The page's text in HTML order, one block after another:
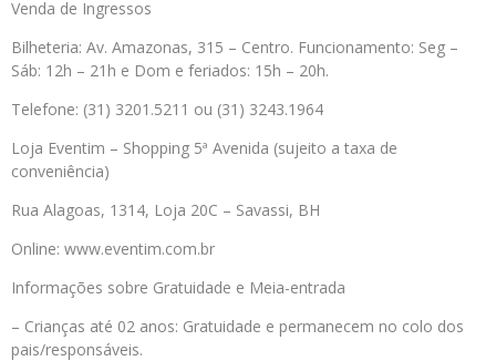
Venda de Ingressos
Bilheteria: Av. Amazonas, 315 – Centro. Funcionamento: Seg –
Sáb: 12h – 21h e Dom e feriados: 15h – 20h.
Telefone: (31) 3201.5211 ou (31) 3243.1964
Loja Eventim – Shopping 5ª Avenida (sujeito a taxa de
conveniência)
Rua Alagoas, 1314, Loja 20C – Savassi, BH
Online: www.eventim.com.br
Informações sobre Gratuidade e Meia-entrada
– Crianças até 02 anos: Gratuidade e permanecem no colo dos
pais/responsáveis.